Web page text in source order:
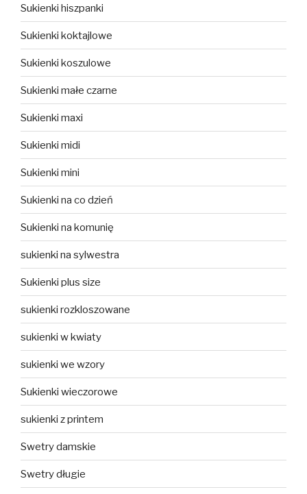
Sukienki hiszpanki
Sukienki koktajlowe
Sukienki koszulowe
Sukienki małe czarne
Sukienki maxi
Sukienki midi
Sukienki mini
Sukienki na co dzień
Sukienki na komunię
sukienki na sylwestra
Sukienki plus size
sukienki rozkloszowane
sukienki w kwiaty
sukienki we wzory
Sukienki wieczorowe
sukienki z printem
Swetry damskie
Swetry długie